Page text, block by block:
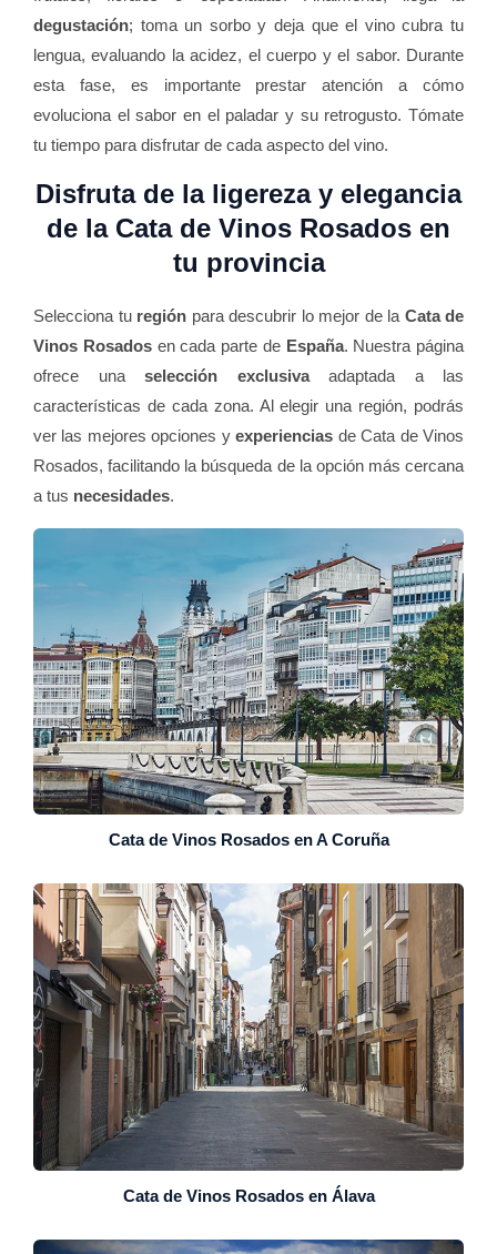
degustación; toma un sorbo y deja que el vino cubra tu
lengua, evaluando la acidez, el cuerpo y el sabor. Durante
esta fase, es importante prestar atención a cómo
evoluciona el sabor en el paladar y su retrogusto. Tómate
tu tiempo para disfrutar de cada aspecto del vino.
Disfruta de la ligereza y elegancia
de la Cata de Vinos Rosados en
tu provincia
Selecciona tu región para descubrir lo mejor de la Cata de
Vinos Rosadosen cada parte de España. Nuestra página
ofrece una selección exclusivaadaptada a las
características de cada zona. Al elegir una región, podrás
ver las mejores opciones yexperiencias de Cata de Vinos
Rosados, facilitando la búsqueda de la opción más cercana
a tus necesidades.
Cata de Vinos Rosados en A Coruña
Cata de Vinos Rosados en Álava